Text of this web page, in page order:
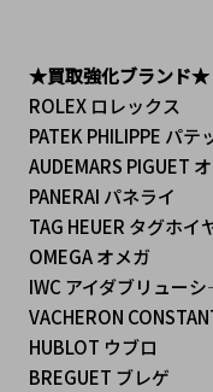
★買取強化ブランド★
ROLEX ロレックス
PATEK PHILIPPE パ
AUDEMARS PIGUET
PANERAI パネライ
TAG HEUER タグホイ
OMEGA オメガ
IWC アイダブリュー
VACHERON
HUBLOT ウブロ
BREGUET ブレゲ